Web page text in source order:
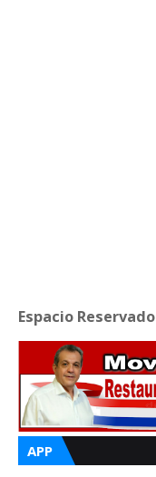
Espacio Reservado
APP